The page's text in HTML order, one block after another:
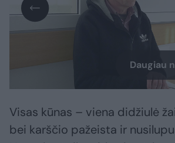
Daugiau
Visas kūnas – viena didžiulė
bei karščio pažeista ir